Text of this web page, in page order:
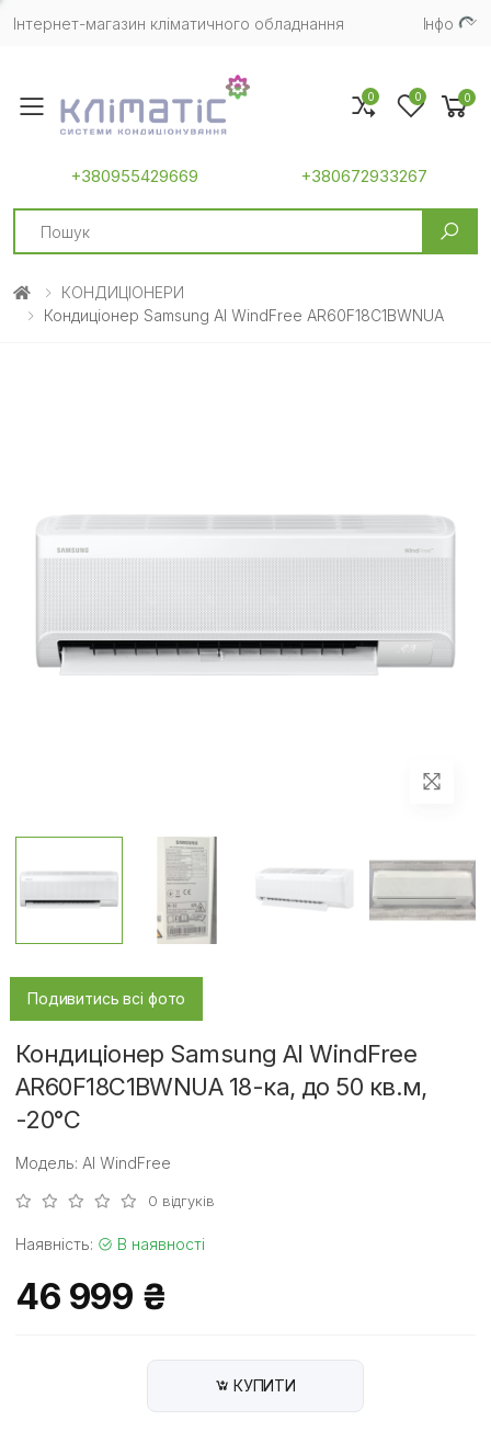
Інтернет-магазин кліматичного обладнання Iнфо
Toggle mobile menu
+380955429669 +380672933267
Search
0 0 0
КОНДИЦІОНЕРИ
Кондиціонер Samsung AI WindFree AR60F18C1BWNUA
Подивитись всі фото
Кондиціонер Samsung AI WindFree
AR60F18C1BWNUA 18-ка, до 50 кв.м,
-20°C
Модель: AI WindFree
0 відгуків
Наявність: В наявності
46 999 ₴
КУПИТИ